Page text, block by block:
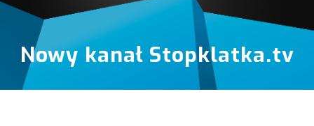
Nowy kanał Stopklatka.tv